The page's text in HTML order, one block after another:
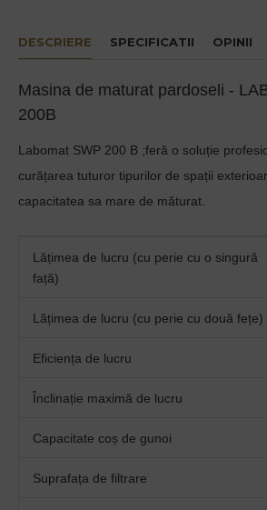
DESCRIERE SPECIFICATII OPINII
Masina de maturat pardoseli -
200B
Labomat SWP 200 B ;feră o soluție
curățarea tuturor tipurilor de spații
capacitatea sa mare de măturat.
Lățimea de lucru (cu perie cu o singură
față)
Lățimea de lucru (cu perie cu două fețe)
Eficiența de lucru
Înclinație maximă de lucru
Capacitate coș de gunoi
Suprafața de filtrare